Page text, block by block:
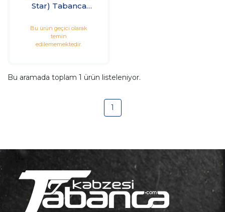
Star) Tabanca
Bu ürün geçici olarak
temin
edilememektedir.
Bu aramada toplam 1 ürün listeleniyor.
1